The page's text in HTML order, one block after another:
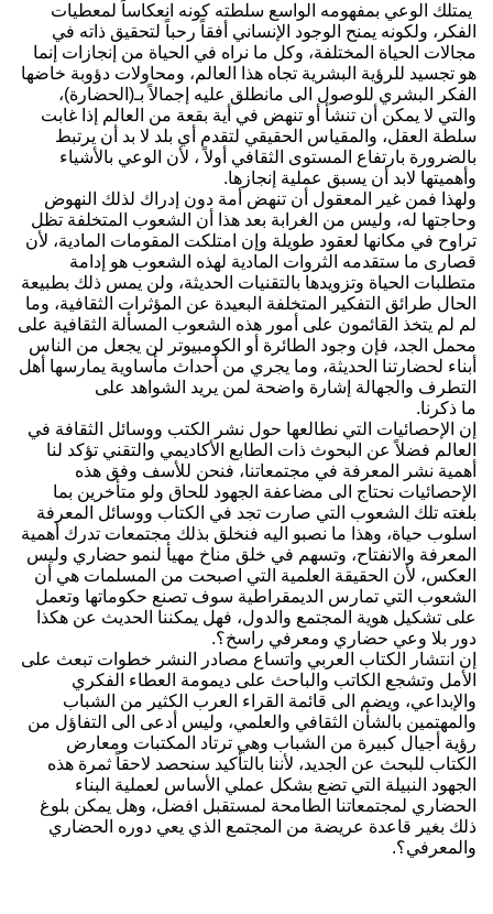
يمتلك الوعي بمفهومه الواسع سلطته كونه انعكاساً لمعطيات
الفكر، ولكونه يمنح الوجود الإنساني أفقاً رحباً لتحقيق ذاته في
مجالات الحياة المختلفة، وكل ما نراه في الحياة من إنجازات إنما
هو تجسيد للرؤية البشرية تجاه هذا العالم، ومحاولات دؤوبة خاضها
الفكر البشري للوصول الى مانطلق عليه إجمالاً بـ(الحضارة)،
والتي لا يمكن أن تنشأ أو تنهض في أية بقعة من العالم إذا غابت
سلطة العقل، والمقياس الحقيقي لتقدم أي بلد لا بد أن يرتبط
بالضرورة بارتفاع المستوى الثقافي أولاً ، لأن الوعي بالأشياء
وأهميتها لابد أن يسبق عملية إنجازها.
ولهذا فمن غير المعقول أن تنهض أمة دون إدراك لذلك النهوض
وحاجتها له، وليس من الغرابة بعد هذا أن الشعوب المتخلفة تظل
تراوح في مكانها لعقود طويلة وإن امتلكت المقومات المادية، لأن
قصارى ما ستقدمه الثروات المادية لهذه الشعوب هو إدامة
متطلبات الحياة وتزويدها بالتقنيات الحديثة، ولن يمس ذلك بطبيعة
الحال طرائق التفكير المتخلفة البعيدة عن المؤثرات الثقافية، وما
لم لم يتخذ القائمون على أمور هذه الشعوب المسألة الثقافية على
محمل الجد، فإن وجود الطائرة أو الكومبيوتر لن يجعل من الناس
أبناء لحضارتنا الحديثة، وما يجري من أحداث مأساوية يمارسها أهل
التطرف والجهالة إشارة واضحة لمن يريد الشواهد على
ما ذكرنا.
إن الإحصائيات التي نطالعها حول نشر الكتب ووسائل الثقافة في
العالم فضلاً عن البحوث ذات الطابع الأكاديمي والتقني تؤكد لنا
أهمية نشر المعرفة في مجتمعاتنا، فنحن للأسف وفق هذه
الإحصائيات نحتاج الى مضاعفة الجهود للحاق ولو متأخرين بما
بلغته تلك الشعوب التي صارت تجد في الكتاب ووسائل المعرفة
اسلوب حياة، وهذا ما نصبو اليه فنخلق بذلك مجتمعات تدرك أهمية
المعرفة والانفتاح، وتسهم في خلق مناخ مهيأ لنمو حضاري وليس
العكس، لأن الحقيقة العلمية التي اصبحت من المسلمات هي أن
الشعوب التي تمارس الديمقراطية سوف تصنع حكوماتها وتعمل
على تشكيل هوية المجتمع والدول، فهل يمكننا الحديث عن هكذا
دور بلا وعي حضاري ومعرفي راسخ؟.
إن انتشار الكتاب العربي واتساع مصادر النشر خطوات تبعث على
الأمل وتشجع الكاتب والباحث على ديمومة العطاء الفكري
والإبداعي، ويضم الى قائمة القراء العرب الكثير من الشباب
والمهتمين بالشأن الثقافي والعلمي، وليس أدعى الى التفاؤل من
رؤية أجيال كبيرة من الشباب وهي ترتاد المكتبات ومعارض
الكتاب للبحث عن الجديد، لأننا بالتأكيد سنحصد لاحقاً ثمرة هذه
الجهود النبيلة التي تضع بشكل عملي الأساس لعملية البناء
الحضاري لمجتمعاتنا الطامحة لمستقبل افضل، وهل يمكن بلوغ
ذلك بغير قاعدة عريضة من المجتمع الذي يعي دوره الحضاري
والمعرفي؟.